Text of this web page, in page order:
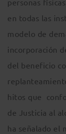
personas
en todas las
modelo de
incorporación
del beneficio
hitos que
de Justicia al
ha señalado el